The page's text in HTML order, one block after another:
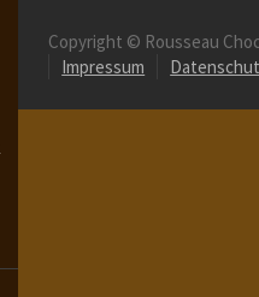
Copyright © Rousseau
Impressum